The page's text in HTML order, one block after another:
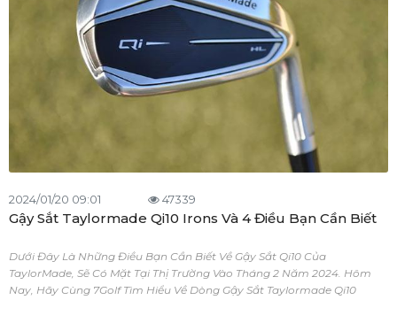
2024/01/20 09:01 47339
Gậy Sắt Taylormade Qi10 Irons Và 4 Điều Bạn Cần Biết
Dưới Đây Là Những Điều Bạn Cần Biết Về Gậy Sắt Qi10 Của
TaylorMade, Sẽ Có Mặt Tại Thị Trường Vào Tháng 2 Năm 2024. Hôm
Nay, Hãy Cùng 7Golf Tìm Hiểu Về Dòng Gậy Sắt Taylormade Qi10